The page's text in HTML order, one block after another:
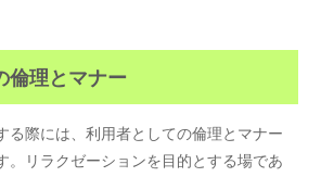
倫理とマナー
る際には、利用者としての倫理とマナー
。リラクゼーションを目的とする場であ